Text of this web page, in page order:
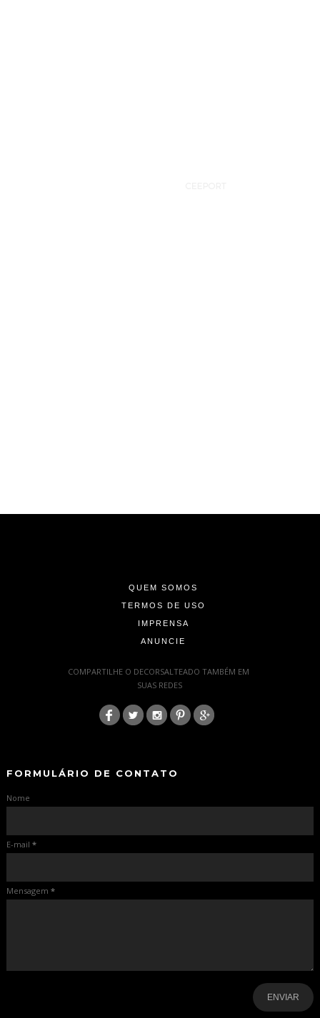
QUEM SOMOS
TERMOS DE USO
IMPRENSA
ANUNCIE
COMPARTILHE O DECORSALTEADO TAMBÉM EM
SUAS REDES
FORMULÁRIO DE CONTATO
Nome
E-mail *
Mensagem *